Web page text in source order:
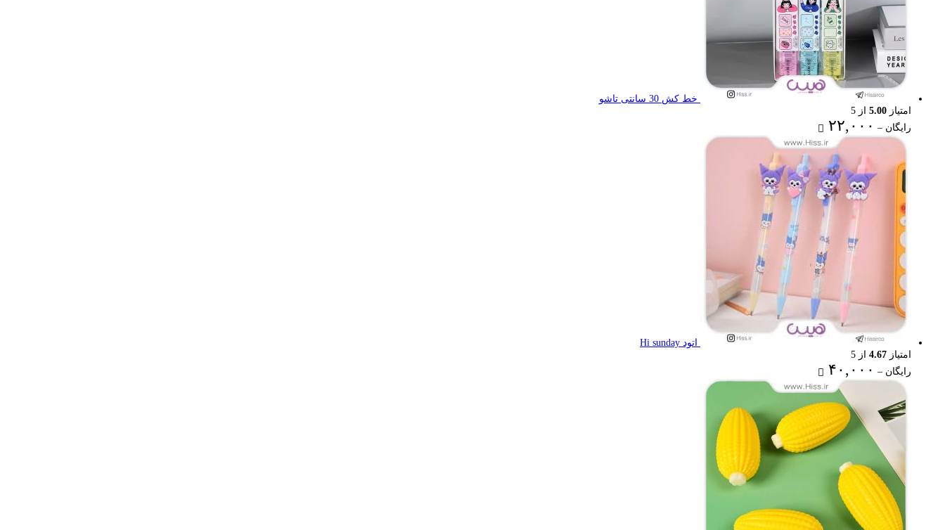
خط کش 30 سانتی تاشو
امتیاز 5.00 از 5
رایگان – ۲۲,۰۰۰
رایگان
through
۲۲,۰۰۰ تومان
اتود Hi sunday
امتیاز 4.67 از 5
رایگان – ۴۰,۰۰۰
رایگان
۴۰,۰۰۰ تومان